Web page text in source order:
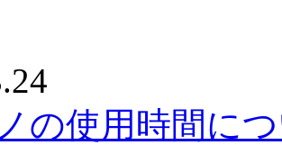
の使用時間に